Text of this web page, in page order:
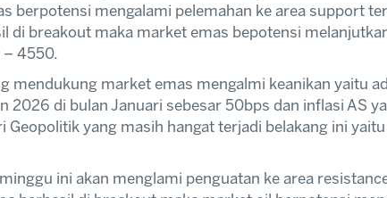
berpotensi mengalami pelemahan ke area support
breakout maka market emas bepotensi
– 4550.
market emas mengalmi keanikan yaitu
2026 di bulan Januari sebesar 50bps dan inflasi AS
yang masih hangat terjadi belakang ini yaitu
ini akan menglami penguatan ke area